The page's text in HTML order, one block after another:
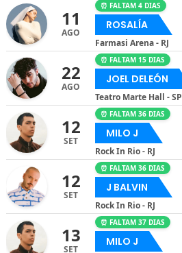
11
AGO
⏰ FALTAM 4 DIAS
ROSALÍA
Farmasi Arena - RJ
22
AGO
⏰ FALTAM 15 DIAS
JOEL DELEÓN
Teatro Marte Hall - SP
12
SET
⏰ FALTAM 36 DIAS
MILO J
Rock In Rio - RJ
12
SET
⏰ FALTAM 36 DIAS
J BALVIN
Rock In Rio - RJ
13
SET
⏰ FALTAM 37 DIAS
MILO J